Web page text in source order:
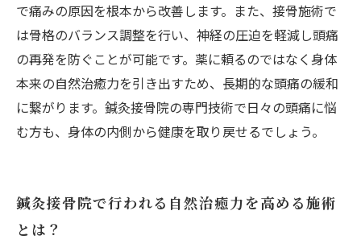
で痛みの原因を根本から改善します。また、接骨施術で
は骨格のバランス調整を行い、神経の圧迫を軽減し頭痛
の再発を防ぐことが可能です。薬に頼るのではなく身体
本来の自然治癒力を引き出すため、長期的な頭痛の緩和
に繋がります。鍼灸接骨院の専門技術で日々の頭痛に悩
む方も、身体の内側から健康を取り戻せるでしょう。
鍼灸接骨院で行われる自然治癒力を高める施術
とは？